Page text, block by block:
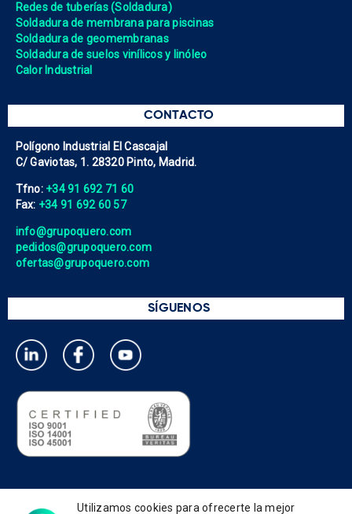
Redes de tuberías (Soldadura)
Soldadura de membrana para piscinas
Soldadura de geomembranas
Soldadura de suelos vinílicos y linóleo
Calor Industrial
CONTACTO
Polígono Industrial El Cascajal
C/ Gaviotas, 1. 28320 Pinto, Madrid.
Tfno: +34 91 692 71 60
Fax: +34 91 692 60 57
info@grupoquero.com
pedidos@grupoquero.com
ofertas@grupoquero.com
SÍGUENOS
Política de privacidad
Utilizamos cookies para ofrecerte la mejor